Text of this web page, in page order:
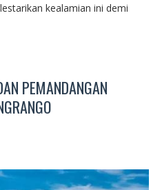
kealamian ini demi
PEMANDANGAN